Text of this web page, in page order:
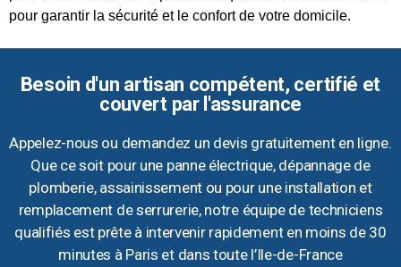
pour garantir la sécurité et le confort de votre domicile.
Besoin d'un artisan compétent, certifié et
couvert par l'assurance
Appelez-nous ou demandez un devis gratuitement en ligne.
Que ce soit pour une panne électrique, dépannage de
plomberie, assainissement ou pour une installation et
remplacement de serrurerie, notre équipe de techniciens
qualifiés est prête à intervenir rapidement en moins de 30
minutes à Paris et dans toute l’Ile-de-France